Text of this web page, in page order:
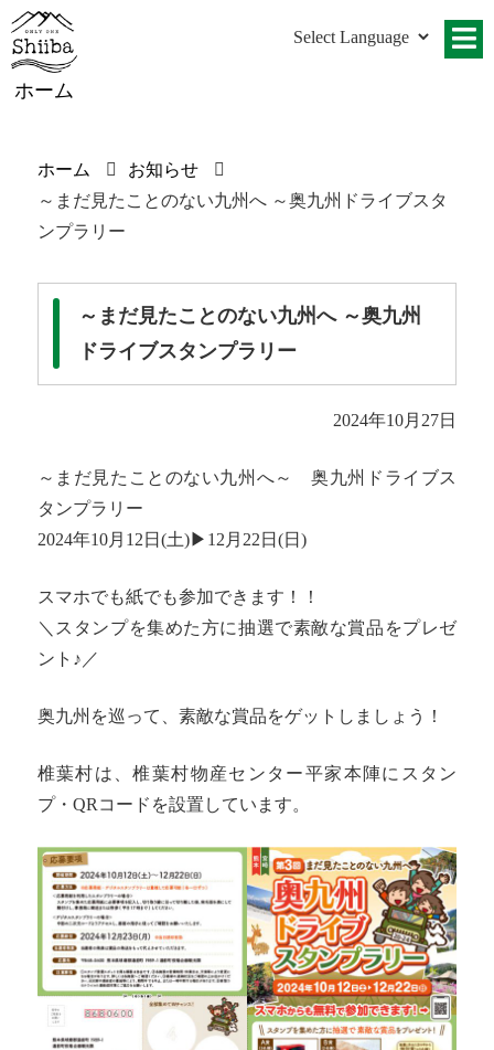
ホーム
ホーム
お知らせ
～まだ見たことのない九州へ ～奥九州ドライブスタ
ンプラリー
～まだ見たことのない九州へ ～奥九州
ドライブスタンプラリー
2024年10月27日
～まだ見たことのない九州へ～ 奥九州ドライブス
タンプラリー
2024年10月12日(土)▶12月22日(日)
スマホでも紙でも参加できます！！
＼スタンプを集めた方に抽選で素敵な賞品をプレゼ
ント♪／
奥九州を巡って、素敵な賞品をゲットしましょう！
椎葉村は、椎葉村物産センター平家本陣にスタン
プ・QRコードを設置しています。